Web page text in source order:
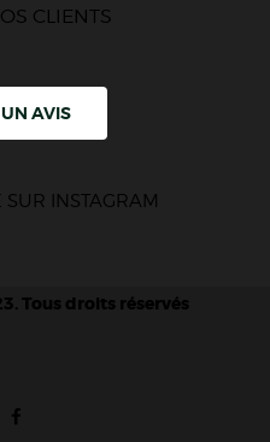
CLIENTS
AVIS
SUR INSTAGRAM
Tous droits réservés